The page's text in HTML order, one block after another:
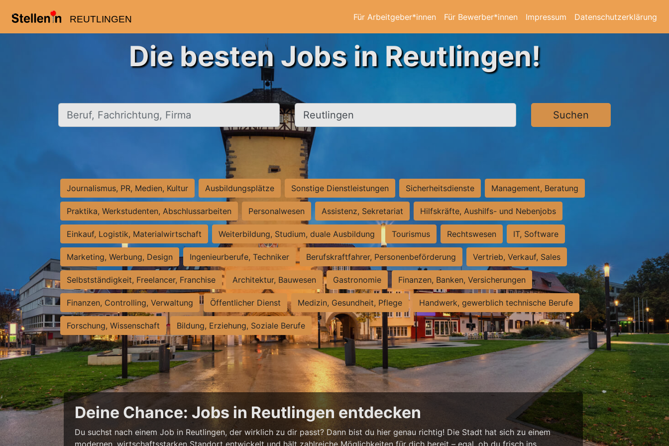
REUTLINGEN Für Arbeitgeber*innen Für Bewerber*innen Impressum Datenschutzerklärung
Die besten Jobs in Reutlingen!
Beruf, Fachrichtung, Firma Ort, Stadt Suchen
Journalismus, PR, Medien, Kultur Ausbildungsplätze Sonstige Dienstleistungen Sicherheitsdienste Management, Beratung
Praktika, Werkstudenten, Abschlussarbeiten Personalwesen Assistenz, Sekretariat Hilfskräfte, Aushilfs- und Nebenjobs
Einkauf, Logistik, Materialwirtschaft Weiterbildung, Studium, duale Ausbildung Tourismus Rechtswesen IT, Software
Marketing, Werbung, Design Ingenieurberufe, Techniker Berufskraftfahrer, Personenbeförderung Vertrieb, Verkauf, Sales
Selbstständigkeit, Freelancer, Franchise Architektur, Bauwesen Gastronomie Finanzen, Banken, Versicherungen
Finanzen, Controlling, Verwaltung Öffentlicher Dienst Medizin, Gesundheit, Pflege Handwerk, gewerblich technische Berufe
Forschung, Wissenschaft Bildung, Erziehung, Soziale Berufe
Deine Chance: Jobs in Reutlingen entdecken
Du suchst nach einem Job in Reutlingen, der wirklich zu dir passt? Dann bist du hier genau richtig! Die Stadt hat sich zu einem